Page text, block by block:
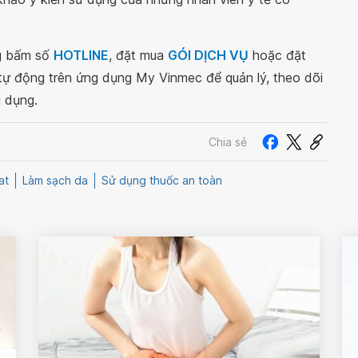
bấm số HOTLINE, đặt mua GÓI DỊCH VỤ hoặc đặt
động trên ứng dụng My Vinmec để quản lý, theo dõi
dụng.
Chia sẻ
Làm sạch da Sử dụng thuốc an toàn